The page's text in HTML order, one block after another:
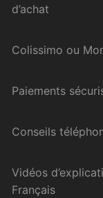
d’achat
Colissimo ou
Paiements
Conseils
Vidéos
Français